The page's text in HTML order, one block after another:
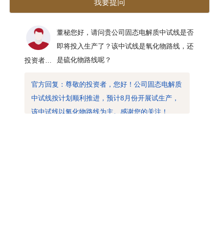
我要提问
投资者_1738861879138
董秘您好，请问贵公司固态电解质中试线是否
即将投入生产了？该中试线是氧化物路线，还
是硫化物路线呢？
官方回复：尊敬的投资者，您好！公司固态电解质
中试线按计划顺利推进，预计8月份开展试生产，
该中试线以氧化物路线为主。感谢您的关注！